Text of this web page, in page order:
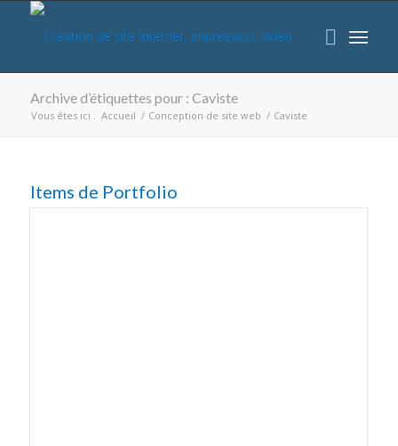
Archive d’étiquettes pour : Caviste
Vous êtes ici : Accueil / Conception de site web / Caviste
Items de Portfolio